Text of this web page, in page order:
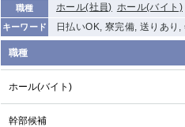
職種 ホール(社員) ホール(バイト)
キーワード 日払いOK, 寮完備, 送りあり
職種
ホール(バイト)
幹部候補